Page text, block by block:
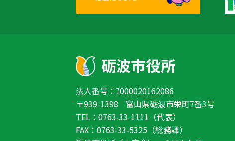
法人番号：7000020162086
〒939-1398 富山県砺波市栄町7番3号
TEL：0763-33-1111（代表）
FAX：0763-33-5325（総務課）